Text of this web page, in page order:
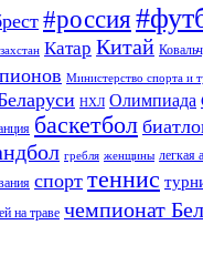
#россия
Катар Китай
Министерство спорта и
НХЛ Олимпиада
баскетбол
гребля женщины легкая
спорт теннис
на траве чемпионат